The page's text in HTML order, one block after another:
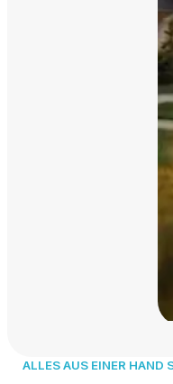
ALLES AUS EINER HAND